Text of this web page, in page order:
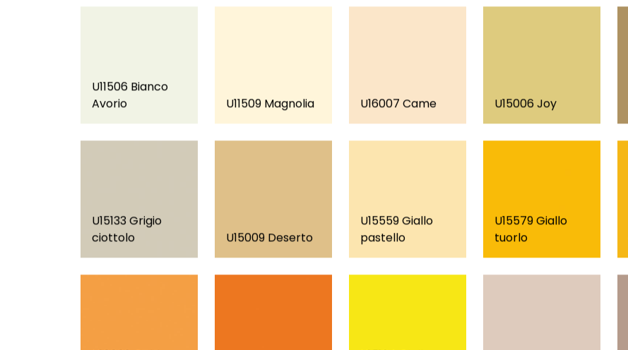
U11506 Bianco
Avorio
U11509 Magnolia U16007 Came U15006 Joy
U15133 Grigio
ciottolo
U15009 Deserto
U15559 Giallo
pastello
U15579 Giallo
tuorlo